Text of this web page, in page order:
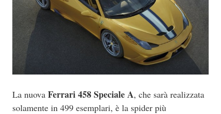
La nuova Ferrari 458 Speciale A, che sarà realizzata
solamente in 499 esemplari, è la spider più